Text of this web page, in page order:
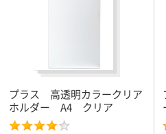
プラス 高透明カラークリア
ホルダー A4 クリア